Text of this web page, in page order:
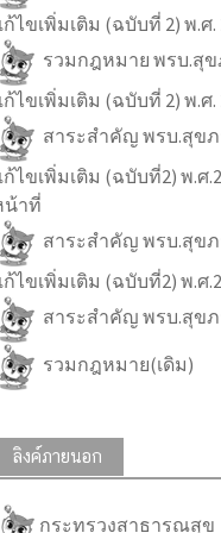
ไขเพิ่มเติม (ฉบับที่ 2) พ.ศ.
รวมกฎหมาย พรบ.สุข
ไขเพิ่มเติม (ฉบับที่ 2) พ.ศ.
สาระสำคัญ พรบ.สุขภ
ไขเพิ่มเติม (ฉบับที่2) พ.ศ
น้าที่
สาระสำคัญ พรบ.สุขภ
ไขเพิ่มเติม (ฉบับที่2) พ.ศ
สาระสำคัญ พรบ.สุขภ
รวมกฎหมาย(เดิม)
ลิงค์ภายนอก
กระทรวงสาธารณสุข